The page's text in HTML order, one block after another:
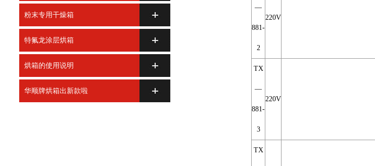
粉末专用干燥箱
特氟龙涂层烘箱
烘箱的使用说明
华顺牌烘箱出新款啦
—
881-
2
220V
TX
—
881-
3
220V
TX